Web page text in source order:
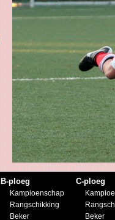
B-ploeg
Kampioenschap
Rangschikking
Beker
C-ploeg
Beker